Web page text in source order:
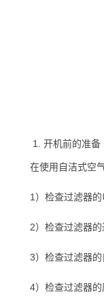
开机前的准备
在使用自洁式空
1）检查过滤器的
2）检查过滤器的
3）检查过滤器的
4）检查过滤器的